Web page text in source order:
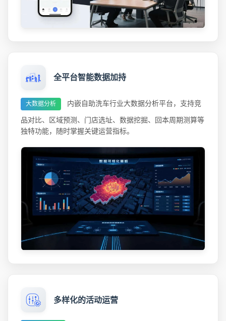
全平台智能数据加持
大数据分析 内嵌自助洗车行业大数据分析平台，支持竞
品对比、区域预测、门店选址、数据挖掘、回本周期测算等
独特功能，随时掌握关键运营指标。
多样化的活动运营